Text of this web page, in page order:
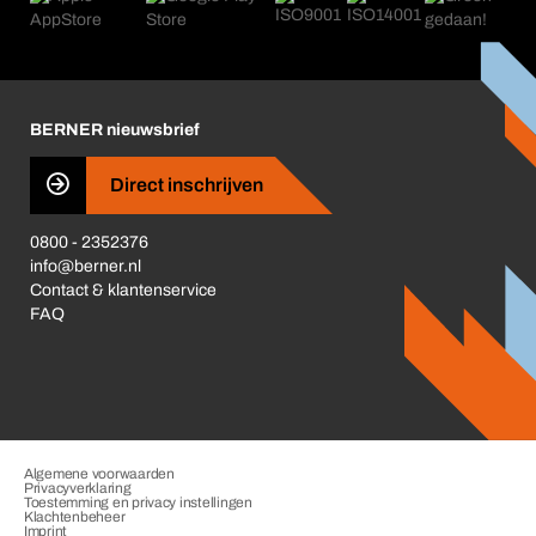
Nieuws
BERNER nieuwsbrief
Direct inschrijven
0800 - 2352376
info@berner.nl
Contact & klantenservice
FAQ
Algemene voorwaarden
Privacyverklaring
Toestemming en privacy instellingen
Klachtenbeheer
Imprint